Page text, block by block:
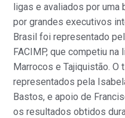
ligas e avaliados por uma
por grandes executivos
Brasil foi representado
FACIMP, que competiu na
Marrocos e Tajiquistão. O
representados pela
Bastos, e apoio de
os resultados obtidos